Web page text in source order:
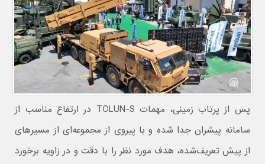
پس از پرتاب زمینی، مهمات TOLUN-S در ارتفاع مناسب از
سامانه پیشران جدا شده و با پیروی از مجموعه‌ای از مسیرهای
از پیش تعریف‌شده، هدف مورد نظر را با دقت و در زاویه برخورد